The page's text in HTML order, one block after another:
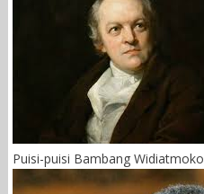
Puisi-puisi Bambang Widiatmoko